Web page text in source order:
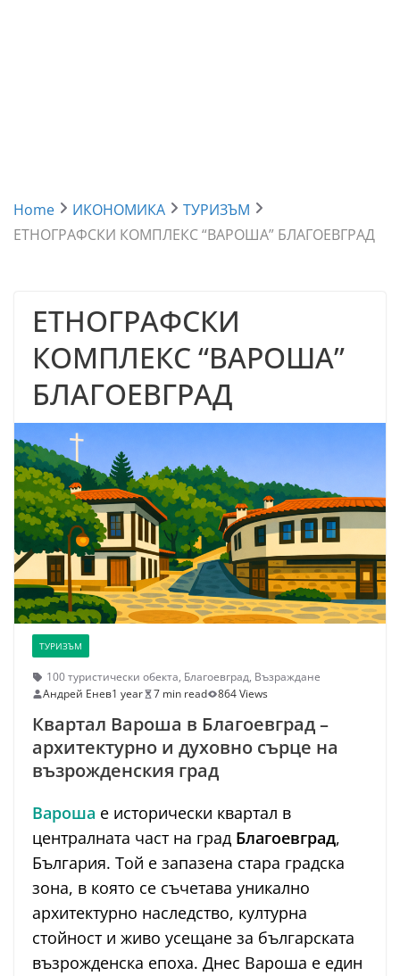
Home ИКОНОМИКА
ТУРИЗЪМ
ЕТНОГРАФСКИ КОМПЛЕКС “ВАРОША” БЛАГОЕВГРАД
ЕТНОГРАФСКИ
КОМПЛЕКС “ВАРОША”
БЛАГОЕВГРАД
ТУРИЗЪМ
100 туристически обекта, Благоевград, Възраждане
Андрей Енев1 year 7 min read 864 Views
Квартал Вароша в Благоевград –
архитектурно и духовно сърце на
възрожденския град
Вароша е исторически квартал в
централната част на град Благоевград,
България. Той е запазена стара градска
зона, в която се съчетава уникално
архитектурно наследство, културна
стойност и живо усещане за българската
възрожденска епоха. Днес Вароша е един